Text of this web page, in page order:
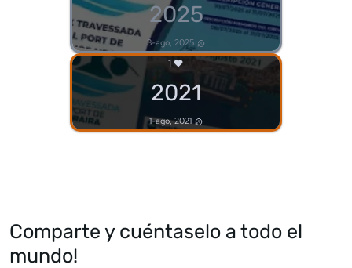
2025
3-ago, 2025
1
2021
1-ago, 2021
Comparte y cuéntaselo a todo el
mundo!